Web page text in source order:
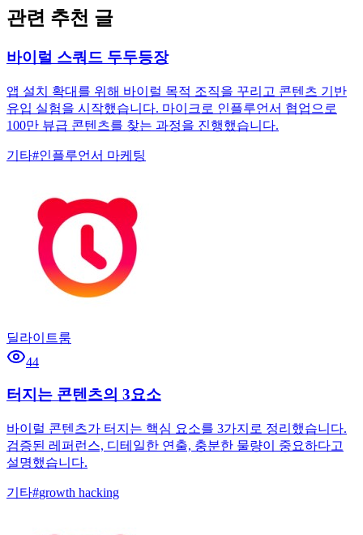
관련 추천 글
바이럴 스쿼드 두두등장
앱 설치 확대를 위해 바이럴 목적 조직을 꾸리고 콘텐츠 기반
유입 실험을 시작했습니다. 마이크로 인플루언서 협업으로
100만 뷰급 콘텐츠를 찾는 과정을 진행했습니다.
기타#인플루언서 마케팅
딜라이트룸
44
터지는 콘텐츠의 3요소
바이럴 콘텐츠가 터지는 핵심 요소를 3가지로 정리했습니다.
검증된 레퍼런스, 디테일한 연출, 충분한 물량이 중요하다고
설명했습니다.
기타#growth hacking